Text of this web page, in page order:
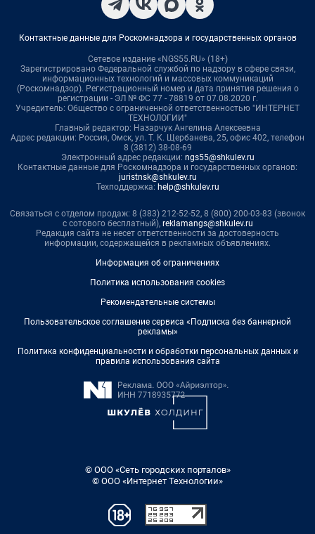
Контактные данные для Роскомнадзора и государственных органов
Сетевое издание «NGS55.RU» (18+)
Зарегистрировано Федеральной службой по надзору в сфере связи,
информационных технологий и массовых коммуникаций
(Роскомнадзор). Регистрационный номер и дата принятия решения о
регистрации - ЭЛ № ФС 77 - 78819 от 07.08.2020 г.
Учредитель: Общество с ограниченной ответственностью "ИНТЕРНЕТ
ТЕХНОЛОГИИ"
Главный редактор: Назарчук Ангелина Алексеевна
Адрес редакции: Россия, Омск, ул. Т. К. Щербанева, 25, офис 402, телефон
8 (3812) 38-08-69
Электронный адрес редакции: ngs55@shkulev.ru
Контактные данные для Роскомнадзора и государственных органов:
juristnsk@shkulev.ru
Техподдержка: help@shkulev.ru
Связаться с отделом продаж: 8 (383) 212-52-52, 8 (800) 200-03-83 (звонок
с сотового бесплатный), reklamangs@shkulev.ru
Редакция сайта не несет ответственности за достоверность
информации, содержащейся в рекламных объявлениях.
Информация об ограничениях
Политика использования cookies
Рекомендательные системы
Пользовательское соглашение сервиса «Подписка без баннерной
рекламы»
Политика конфиденциальности и обработки персональных данных и
правила использования сайта
© ООО «Сеть городских порталов»
© ООО «Интернет Технологии»